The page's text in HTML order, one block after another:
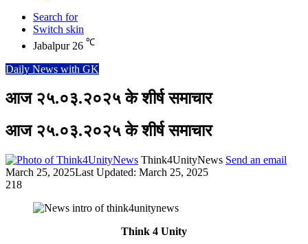
Search for
Switch skin
Jabalpur 26 ℃
Daily News with GK
आज २५.०३.२०२५ के शीर्ष समाचार
आज २५.०३.२०२५ के शीर्ष समाचार
Think4UnityNews Send an email
March 25, 2025Last Updated: March 25, 2025
218
Think 4 Unity